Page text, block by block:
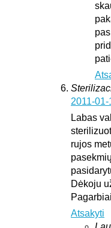
2011-
Labas
rujos
Dėkoju
Atsakyti